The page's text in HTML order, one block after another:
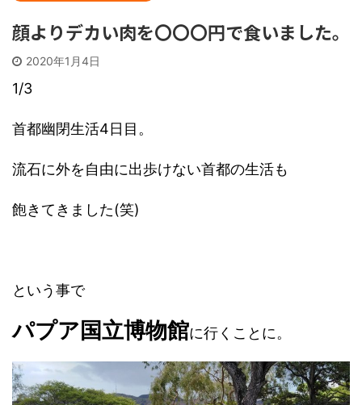
顔よりデカい肉を〇〇〇円で食いました。
2020年1月4日
1/3
首都幽閉生活4日目。
流石に外を自由に出歩けない首都の生活も
飽きてきました(笑)
という事で
パプア国立博物館に行くことに。